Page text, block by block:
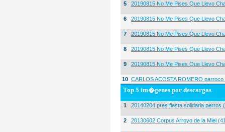
5 20190815 No Me Pises Que Llevo
6 20190815 No Me Pises Que Llevo
7 20190815 No Me Pises Que Llevo
8 20190815 No Me Pises Que Llevo
9 20190815 No Me Pises Que Llevo
10 CARLOS ACOSTA ROMERO
Top 5 im�genes por descargas
1 20140204 pres fiesta solidaria perros
2 20130602 Corpus Arroyo de la Miel